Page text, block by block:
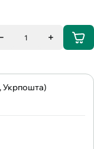
1
Укрпошта)